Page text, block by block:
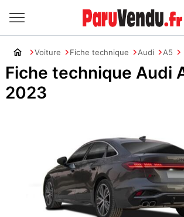
Voiture Fiche technique Audi A5
Fiche technique Audi
2023